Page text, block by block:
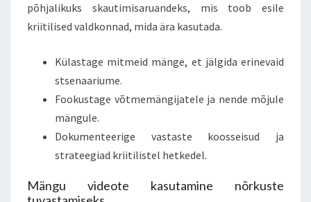
põhjalikuks skautimisaruandeks, mis toob esile
kriitilised valdkonnad, mida ära kasutada.
Külastage mitmeid mänge, et jälgida erinevaid
stsenaariume.
Fookustage võtmemängijatele ja nende mõjule
mängule.
Dokumenteerige vastaste koosseisud ja
strateegiad kriitilistel hetkedel.
Mängu videote kasutamine nõrkuste